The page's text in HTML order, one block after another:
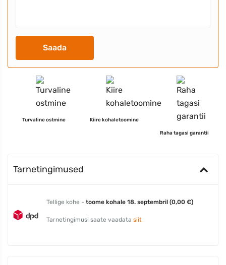
Saada
Turvaline ostmine Kiire kohaletoomine
Raha tagasi garantii
Tarnetingimused
Tellige kohe - toome kohale 18. septembril (0,00 €)
Tarnetingimusi saate vaadata siit